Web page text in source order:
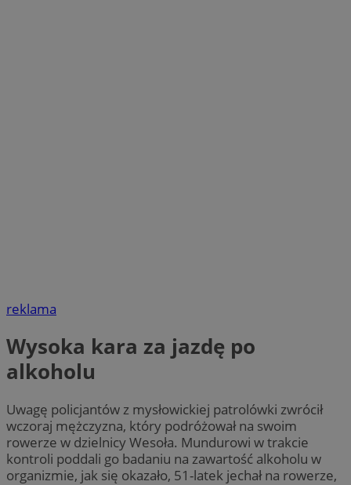
reklama
Wysoka kara za jazdę po
alkoholu
Uwagę policjantów z mysłowickiej patrolówki zwrócił
wczoraj mężczyzna, który podróżował na swoim
rowerze w dzielnicy Wesoła. Mundurowi w trakcie
kontroli poddali go badaniu na zawartość alkoholu w
organizmie, jak się okazało, 51-latek jechał na rowerze,